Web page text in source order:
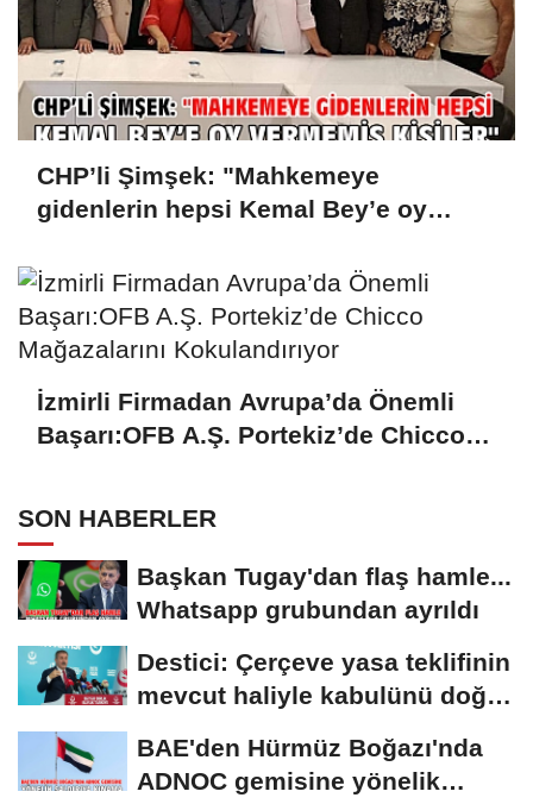
CHP’li Şimşek: "Mahkemeye
gidenlerin hepsi Kemal Bey’e oy
İzmirli Firmadan Avrupa’da Önemli
Başarı:OFB A.Ş. Portekiz’de Chicco
SON HABERLER
Başkan Tugay'dan flaş hamle...
Whatsapp grubundan ayrıldı
Destici: Çerçeve yasa teklifinin
mevcut haliyle kabulünü doğru
BAE'den Hürmüz Boğazı'nda
ADNOC gemisine yönelik